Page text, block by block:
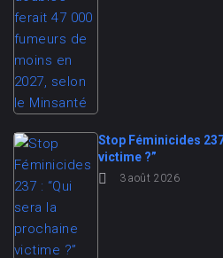
Stop Féminicides
victime ?”
3 août 2026